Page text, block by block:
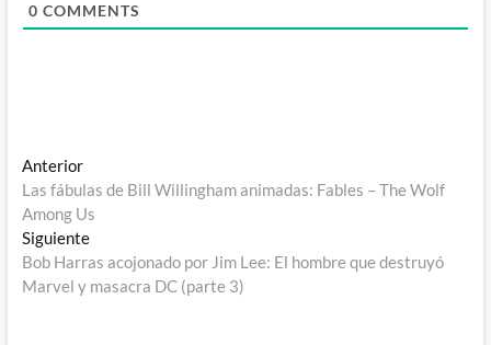
0 COMMENTS
Navegación
de
entradas
AnteriorEntrada
anterior:
Las fábulas de Bill Willingham animadas: Fables – The Wolf
Among Us
SiguienteEntrada
siguiente:
Bob Harras acojonado por Jim Lee: El hombre que destruyó
Marvel y masacra DC (parte 3)